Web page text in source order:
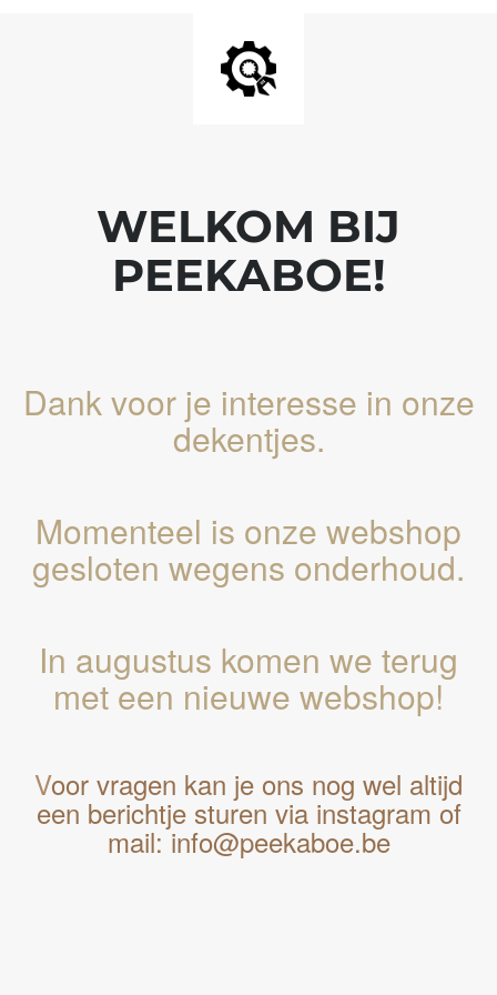
WELKOM BIJ
PEEKABOE!
Dank voor je interesse in onze
dekentjes.
Momenteel is onze webshop
gesloten wegens onderhoud.
In augustus komen we terug
met een nieuwe webshop!
Voor vragen kan je ons nog wel altijd
een berichtje sturen via instagram of
mail: info@peekaboe.be